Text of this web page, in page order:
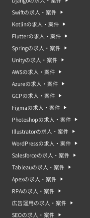
Swiftの求人・案件
Kotlinの求人・案件
Flutterの求人・案件
Springの求人・案件
Unityの求人・案件
AWSの求人・案件
Azureの求人・案件
GCPの求人・案件
Figmaの求人・案件
Photoshopの求人・案件
Illustratorの求人・案件
WordPressの求人・案件
Salesforceの求人・案件
Tableauの求人・案件
Apexの求人・案件
RPAの求人・案件
広告運用の求人・案件
SEOの求人・案件